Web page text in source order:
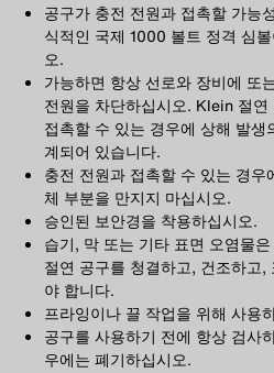
공구가 충전 전원과 접촉할 가능
식적인 국제 1000 볼트 정격 심
오.
가능하면 항상 선로와 장비에 또
전원을 차단하십시오. Klein 절
접촉할 수 있는 경우에 상해 발
계되어 있습니다.
충전 전원과 접촉할 수 있는 경
체 부분을 만지지 마십시오.
승인된 보안경을 착용하십시오.
습기, 막 또는 기타 표면 오염물
절연 공구를 청결하고, 건조하고
야 합니다.
프라잉이나 끌 작업을 위해 사용
공구를 사용하기 전에 항상 검사
우에는 폐기하십시오.